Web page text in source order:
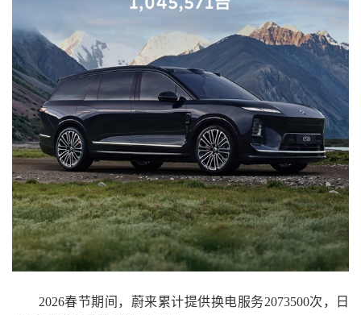
2026春节期间，蔚来累计提供换电服务2073500次，日